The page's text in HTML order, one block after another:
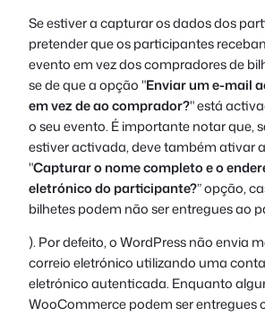
Se estiver a capturar os dados dos
pretender que os participantes
evento em vez dos compradores de
se de que a opção "Enviar um e-mail
em vez de ao comprador?" está
o seu evento. É importante notar que,
estiver activada, deve também ativar
"Capturar o nome completo e o
eletrónico do participante?” opção,
bilhetes podem não ser entregues ao
). Por defeito, o WordPress não envia
correio eletrónico utilizando uma
eletrónico autenticada. Enquanto
WooCommerce podem ser entregues